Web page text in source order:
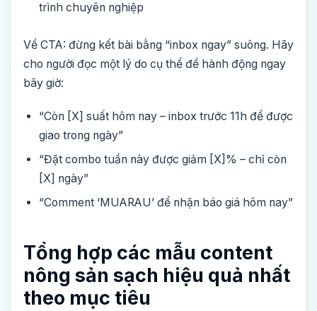
trình chuyên nghiệp
Về CTA: đừng kết bài bằng “inbox ngay” suông. Hãy
cho người đọc một lý do cụ thể để hành động ngay
bây giờ:
“Còn [X] suất hôm nay – inbox trước 11h để được
giao trong ngày”
“Đặt combo tuần này được giảm [X]% – chỉ còn
[X] ngày”
“Comment ‘MUARAU’ để nhận báo giá hôm nay”
Tổng hợp các mẫu content
nông sản sạch hiệu quả nhất
theo mục tiêu